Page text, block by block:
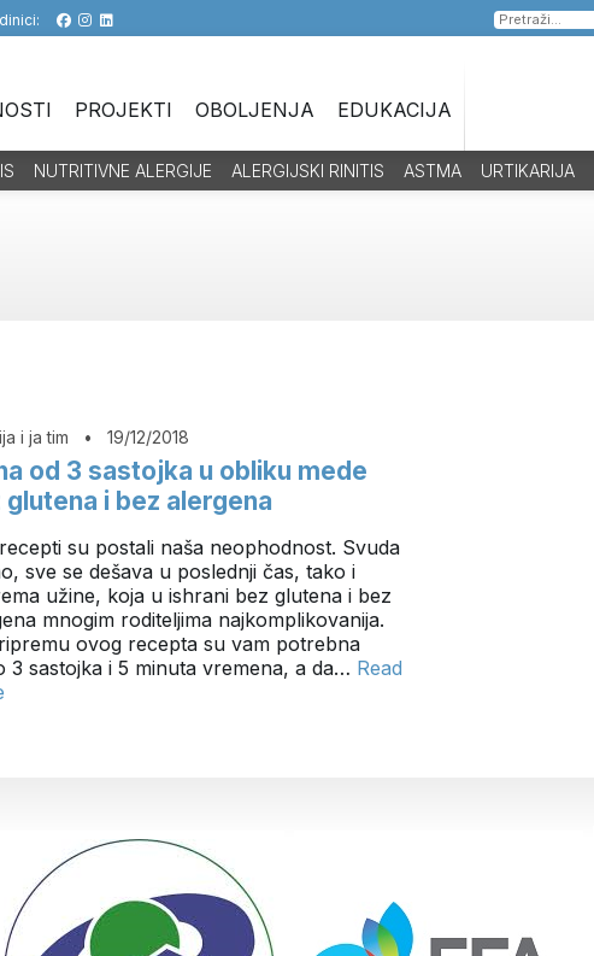
Pretraga
za:
PROJEKTI OBOLJENJA EDUKACIJA
NUTRITIVNE ALERGIJE ALERGIJSKI RINITIS ASTMA URTIKARIJA
i ja tim • 19/12/2018
od 3 sastojka u obliku mede
glutena i bez alergena
su postali naša neophodnost. Svuda
sve se dešava u poslednji čas, tako i
užine, koja u ishrani bez glutena i bez
mnogim roditeljima najkomplikovanija.
ovog recepta su vam potrebna
3 sastojka i 5 minuta vremena, a da… Read